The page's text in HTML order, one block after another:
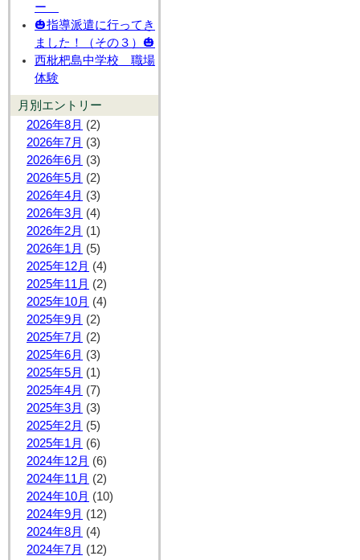
ー
🎃指導派遣に行ってき
ました！（その３）🎃
西枇杷島中学校 職場
体験
月別エントリー
2026年8月 (2)
2026年7月 (3)
2026年6月 (3)
2026年5月 (2)
2026年4月 (3)
2026年3月 (4)
2026年2月 (1)
2026年1月 (5)
2025年12月 (4)
2025年11月 (2)
2025年10月 (4)
2025年9月 (2)
2025年7月 (2)
2025年6月 (3)
2025年5月 (1)
2025年4月 (7)
2025年3月 (3)
2025年2月 (5)
2025年1月 (6)
2024年12月 (6)
2024年11月 (2)
2024年10月 (10)
2024年9月 (12)
2024年8月 (4)
2024年7月 (12)